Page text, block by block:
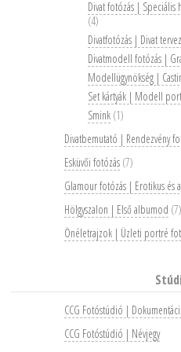
Divat fotózás | Speciális
(4)
Divatfotózás | Divat
Divatmodell fotózás |
Modellügynökség |
Set kártyák | Modell
Smink (1)
Divatbemutató | Rendezvény
Esküvői fotózás (7)
Glamour fotózás | Erotikus és
Hölgyszalon | Első albumod (7)
Önéletrajzok | Üzleti portré
CCG Fotóstúdió |
CCG Fotóstúdió | Névjegy